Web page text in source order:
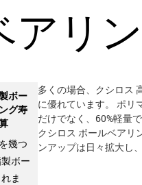
アリ
多くの場合、クシロス
に優れています。 ポリ
だけでなく、60%軽量
クシロス ボールベアリ
ンアップは日々拡大し
ボー
グ寿
幾つ
ボー
ま